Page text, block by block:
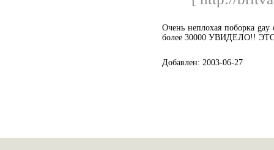
Очень неплохая поборка
более 30000 УВИДЕЛО!!
Добавлен: 2003-06-27